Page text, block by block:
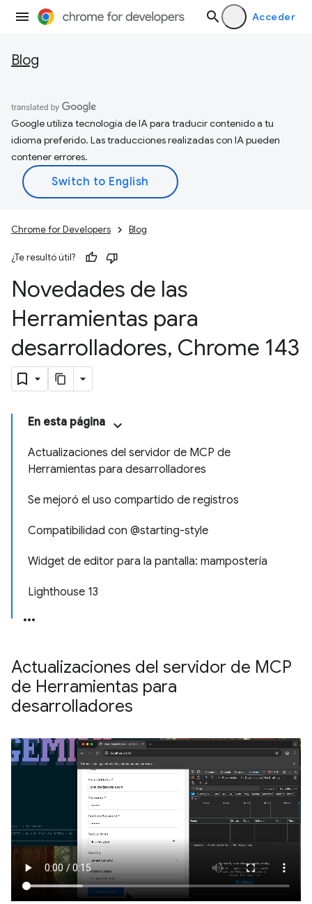
Acceder
Blog
Google utiliza tecnología de IA para traducir contenido a tu
idioma preferido. Las traducciones realizadas con IA pueden
contener errores.
Chrome for Developers Blog
¿Te resultó útil?
Novedades de las
Herramientas para
desarrolladores, Chrome 143
En esta página
Actualizaciones del servidor de MCP de
Herramientas para desarrolladores
Se mejoró el uso compartido de registros
Compatibilidad con @starting-style
Widget de editor para la pantalla: mampostería
Lighthouse 13
Actualizaciones del servidor de MCP
de Herramientas para
desarrolladores